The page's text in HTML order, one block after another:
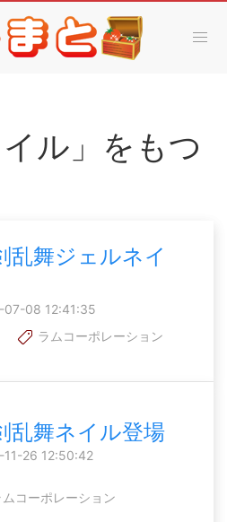
イル」をもつ
乱舞ジェルネイ
07-08 12:41:35
ラムコーポレーション
乱舞ネイル登場
11-26 12:50:42
ムコーポレーション